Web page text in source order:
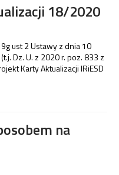
18/2020
ust 2 Ustawy z dnia 10
Dz. U. z 2020 r. poz. 833 z
Karty Aktualizacji IRiESD
na